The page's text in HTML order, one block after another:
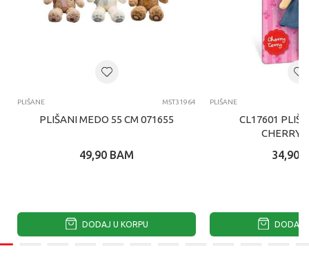
PLIŠANE MST31964
PLIŠANI MEDO 55 CM 071655
49,90 BAM
DODAJ U KORPU
PLIŠANE
CL17601
CHERRY
34,90
DODAJ